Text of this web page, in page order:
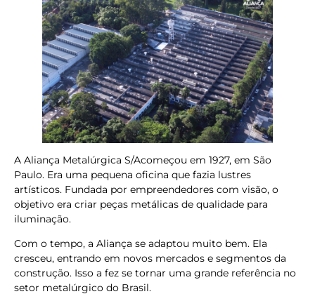
A Aliança Metalúrgica S/Acomeçou em 1927, em São
Paulo. Era uma pequena oficina que fazia lustres
artísticos. Fundada por empreendedores com visão, o
objetivo era criar peças metálicas de qualidade para
iluminação.
Com o tempo, a Aliança se adaptou muito bem. Ela
cresceu, entrando em novos mercados e segmentos da
construção. Isso a fez se tornar uma grande referência no
setor metalúrgico do Brasil.